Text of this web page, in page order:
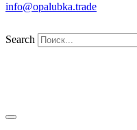
info@opalubka.trade
Search